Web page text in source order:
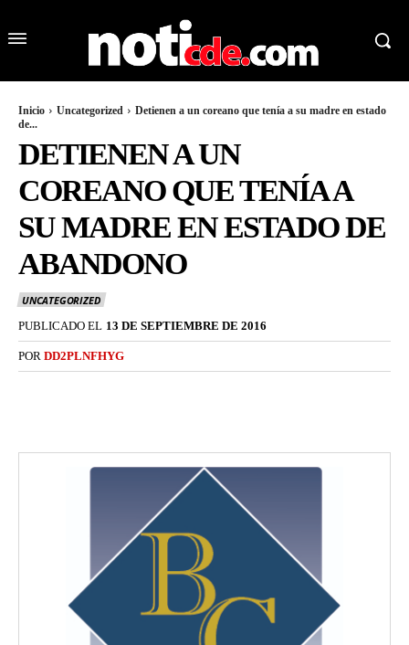
Inicio Uncategorized
Detienen a un coreano que tenía a su madre en estado
de...
DETIENEN A UN
COREANO QUE TENÍA A
SU MADRE EN ESTADO DE
ABANDONO
UNCATEGORIZED
PUBLICADO EL 13 DE SEPTIEMBRE DE 2016
POR DD2PLNFHYG